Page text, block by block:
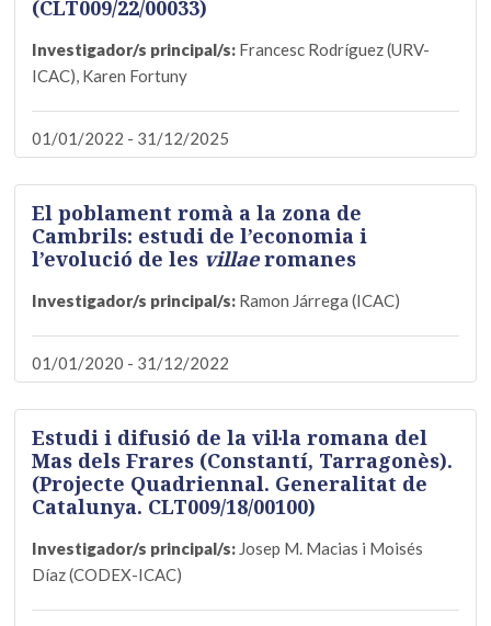
(CLT009/22/00033)
Investigador/s principal/s: Francesc Rodríguez (URV-
ICAC), Karen Fortuny
01/01/2022 - 31/12/2025
El poblament romà a la zona de
Cambrils: estudi de l’economia i
l’evolució de les villaeromanes
Investigador/s principal/s: Ramon Járrega (ICAC)
01/01/2020 - 31/12/2022
Estudi i difusió de la vil·la romana del
Mas dels Frares (Constantí, Tarragonès).
(Projecte Quadriennal. Generalitat de
Catalunya. CLT009/18/00100)
Investigador/s principal/s: Josep M. Macias i Moisés
Díaz (CODEX-ICAC)